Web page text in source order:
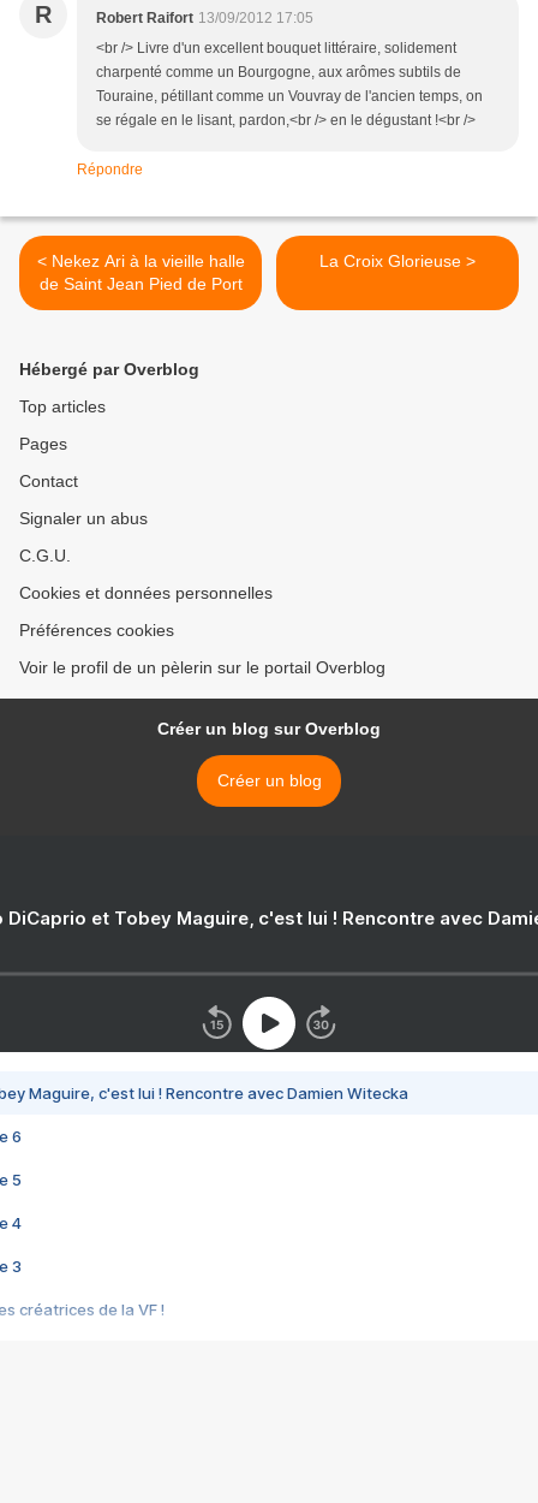
R Robert Raifort 13/09/2012 17:05
<br /> Livre d'un excellent bouquet littéraire, solidement
charpenté comme un Bourgogne, aux arômes subtils de
Touraine, pétillant comme un Vouvray de l'ancien temps, on
se régale en le lisant, pardon,<br /> en le dégustant !<br />
Répondre
< Nekez Ari à la vieille halle
de Saint Jean Pied de Port
La Croix Glorieuse >
Hébergé par Overblog
Top articles
Pages
Contact
Signaler un abus
C.G.U.
Cookies et données personnelles
Préférences cookies
Voir le profil de un pèlerin sur le portail Overblog
Créer un blog sur Overblog
Créer un blog
DiCaprio et Tobey Maguire, c'est lui ! Rencontre avec
Maguire, c'est lui ! Rencontre avec Damien Witecka
6
5
4
3
créatrices de la VF !